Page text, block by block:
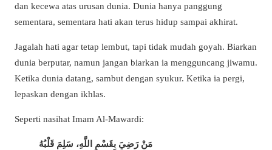
dan kecewa atas urusan dunia. Dunia hanya panggung
sementara, sementara hati akan terus hidup sampai akhirat.
Jagalah hati agar tetap lembut, tapi tidak mudah goyah. Biarkan
dunia berputar, namun jangan biarkan ia mengguncang jiwamu.
Ketika dunia datang, sambut dengan syukur. Ketika ia pergi,
lepaskan dengan ikhlas.
Seperti nasihat Imam Al-Mawardi:
مَنْ رَضِيَ بِقَسْمِ اللَّهِ، سَلِمَ قَلْبُهُ